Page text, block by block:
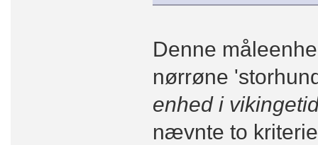
Denne
nørrøne
enhed i
nævnte to